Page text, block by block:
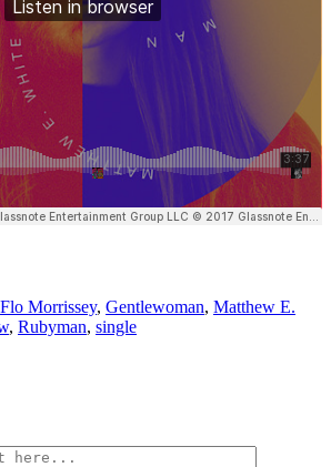
Flo Morrissey, Gentlewoman, Matthew E.
, Rubyman, single